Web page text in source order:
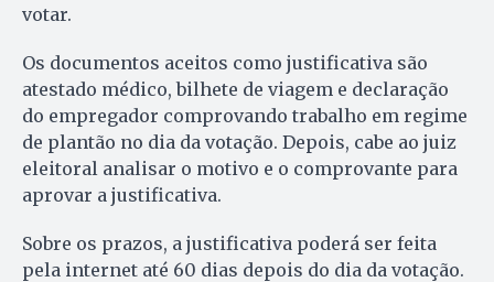
votar.
Os documentos aceitos como justificativa são
atestado médico, bilhete de viagem e declaração
do empregador comprovando trabalho em regime
de plantão no dia da votação. Depois, cabe ao juiz
eleitoral analisar o motivo e o comprovante para
aprovar a justificativa.
Sobre os prazos, a justificativa poderá ser feita
pela internet até 60 dias depois do dia da votação.